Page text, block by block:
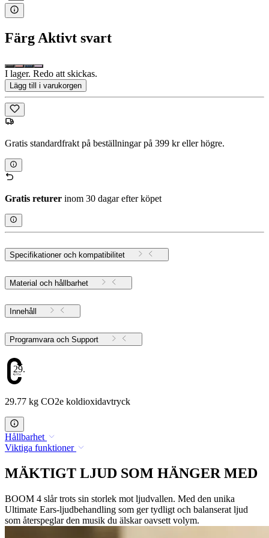
Färg Aktivt svart
I lager. Redo att skickas.
Lägg till i varukorgen
Gratis standardfrakt på beställningar på 399 kr eller högre.
Gratis returer inom 30 dagar efter köpet
Specifikationer och kompatibilitet
Material och hållbarhet
Innehåll
Programvara och Support
29.77
29.77 kg CO2e koldioxidavtryck
Hållbarhet
Viktiga funktioner
MÄKTIGT LJUD SOM HÄNGER MED
BOOM 4 slår trots sin storlek mot ljudvallen. Med den unika
Ultimate Ears-ljudbehandling som ger tydligt och balanserat ljud
som återspeglar den musik du älskar oavsett volym.